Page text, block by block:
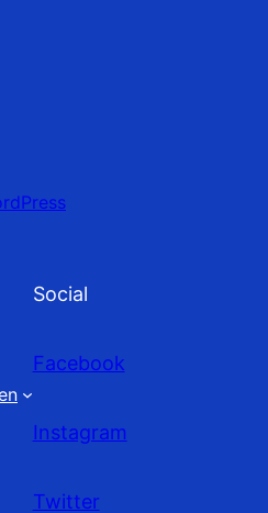
Social
Facebook
Instagram
Twitter